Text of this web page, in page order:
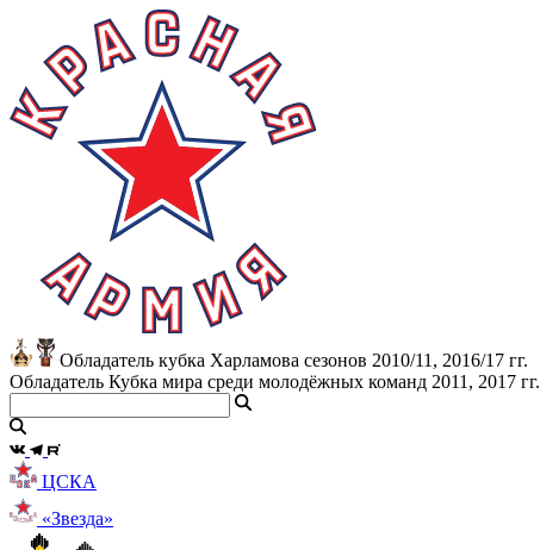
Обладатель кубка Харламова сезонов 2010/11, 2016/17 гг.
Обладатель Кубка мира среди молодёжных команд 2011, 2017 гг.
ЦСКА
«Звезда»